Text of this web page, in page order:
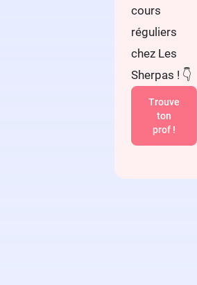
cours
réguliers
chez Les
Sherpas ! 👇
Trouve
ton
prof !